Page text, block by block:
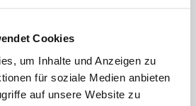
Cookies
um Inhalte und Anzeigen zu
für soziale Medien anbieten
auf unsere Website zu
viele Kundinnen
vertrauen